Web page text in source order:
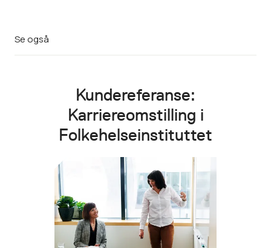
Se også
Kundereferanse:
Karriereomstilling i
Folkehelseinstituttet